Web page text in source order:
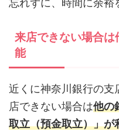
来店できない場合
能
近くに神奈川銀行の支
店できない場合は他の
取立（預金取立）」が